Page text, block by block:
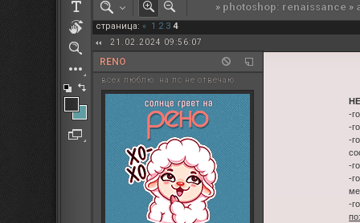
РОЛЕВАЯ МАРТА: ИТОГИ
» photoshop: renaissance »
страница: « 1 2 3 4
21.02.2024 09:56:07
RENO
всех люблю. на лс не отвечаю
-
-
-
-
-
-